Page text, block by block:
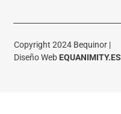
Copyright 2024 Bequinor |
Diseño Web EQUANIMITY.ES